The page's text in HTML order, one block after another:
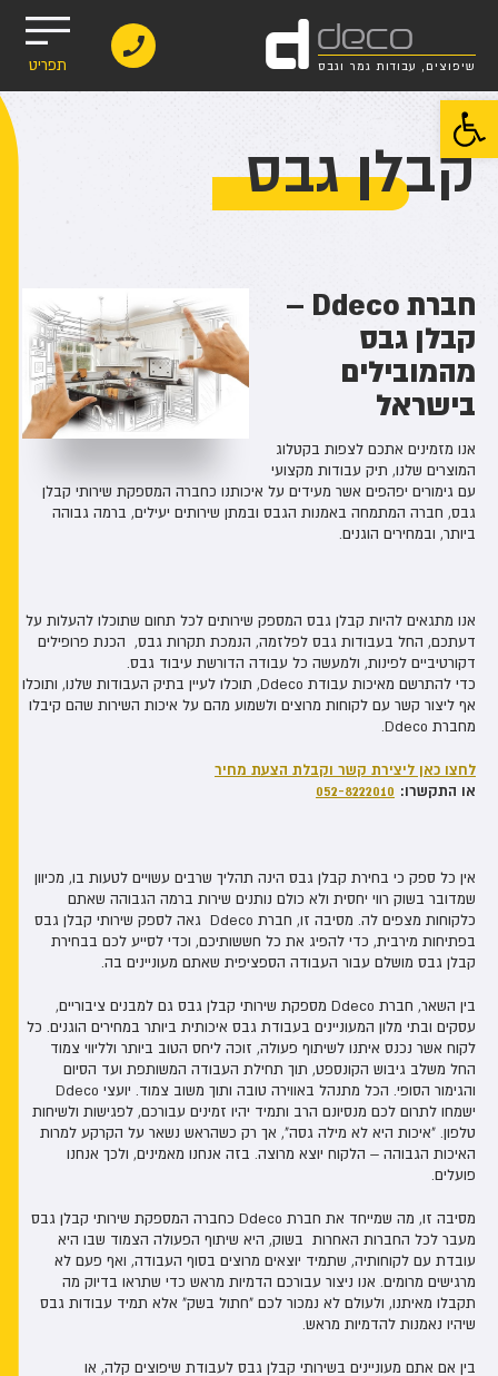
פתח סרגל נגישות
deco
d שיפוצים, עבודות גמר וגבס תפריט
קבלן גבס
חברת Ddeco –
קבלן גבס
מהמובילים
בישראל
אנו מזמינים אתכם לצפות בקטלוג
המוצרים שלנו, תיק עבודות מקצועי
עם גימורים יפהפים אשר מעידים על איכותנו כחברה המספקת שירותי קבלן
גבס, חברה המתמחה באמנות הגבס ובמתן שירותים יעילים, ברמה גבוהה
ביותר, ובמחירים הוגנים.
אנו מתגאים להיות קבלן גבס המספק שירותים לכל תחום שתוכלו להעלות על
דעתכם, החל בעבודות גבס לפלזמה, הנמכת תקרות גבס, הכנת פרופילים
דקורטיביים לפינות, ולמעשה כל עבודה הדורשת עיבוד גבס.
כדי להתרשם מאיכות עבודת Ddeco, תוכלו לעיין בתיק העבודות שלנו, ותוכלו
אף ליצור קשר עם לקוחות מרוצים ולשמוע מהם על איכות השירות שהם קיבלו
מחברת Ddeco.
לחצו כאן ליצירת קשר וקבלת הצעת מחיר
או התקשרו: 052-8222010
אין כל ספק כי בחירת קבלן גבס הינה תהליך שרבים עשויים לטעות בו, מכיוון
שמדובר בשוק רווי יחסית ולא כולם נותנים שירות ברמה הגבוהה שאתם
כלקוחות מצפים לה. מסיבה זו, חברת Ddeco גאה לספק שירותי קבלן גבס
בפתיחות מירבית, כדי להפיג את כל חששותיכם, וכדי לסייע לכם בבחירת
קבלן גבס מושלם עבור העבודה הספציפית שאתם מעוניינים בה.
בין השאר, חברת Ddeco מספקת שירותי קבלן גבס גם למבנים ציבוריים,
עסקים ובתי מלון המעוניינים בעבודת גבס איכותית ביותר במחירים הוגנים. כל
לקוח אשר נכנס איתנו לשיתוף פעולה, זוכה ליחס הטוב ביותר ולליווי צמוד
החל משלב גיבוש הקונספט, תוך תחילת העבודה המשותפת ועד הסיום
והגימור הסופי. הכל מתנהל באווירה טובה ותוך משוב צמוד. יועצי Ddeco
ישמחו לתרום לכם מנסיונם הרב ותמיד יהיו זמינים עבורכם, לפגישות ולשיחות
טלפון. "איכות היא לא מילה גסה", אך רק כשהראש נשאר על הקרקע למרות
האיכות הגבוהה – הלקוח יוצא מרוצה. בזה אנחנו מאמינים, ולכך אנחנו
פועלים.
מסיבה זו, מה שמייחד את חברת Ddeco כחברה המספקת שירותי קבלן גבס
מעבר לכל החברות האחרות בשוק, היא שיתוף הפעולה הצמוד שבו היא
עובדת עם לקוחותיה, שתמיד יוצאים מרוצים בסוף העבודה, ואף פעם לא
מרגישים מרומים. אנו ניצור עבורכם הדמיות מראש כדי שתראו בדיוק מה
תקבלו מאיתנו, ולעולם לא נמכור לכם "חתול בשק" אלא תמיד עבודות גבס
שיהיו נאמנות להדמיות מראש.
בין אם אתם מעוניינים בשירותי קבלן גבס לעבודת שיפוצים קלה, או